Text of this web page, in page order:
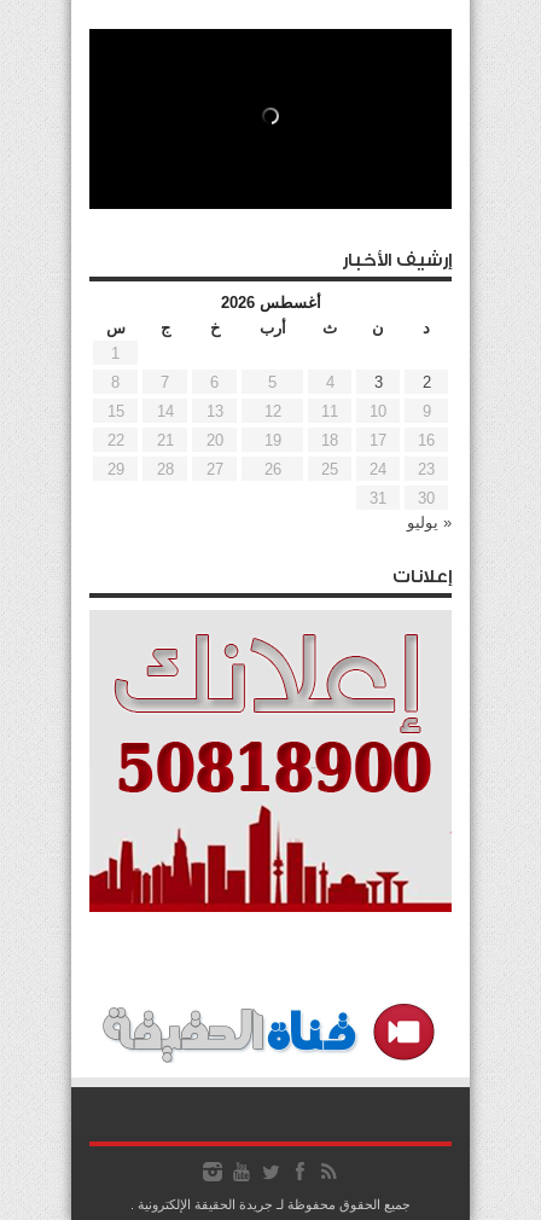
إرشيف الأخبار
أغسطس 2026
د
ن ث أرب خ ج
س
1
2
3
4
5
6
7
8
9
10
11
12
13
14
15
16
17
18
19
20
21
22
23
24
25
26
27
28
29
30
31
« يوليو
إعلانات
جميع الحقوق محفوظة لـ جريدة الحقيقة الإلكترونية .